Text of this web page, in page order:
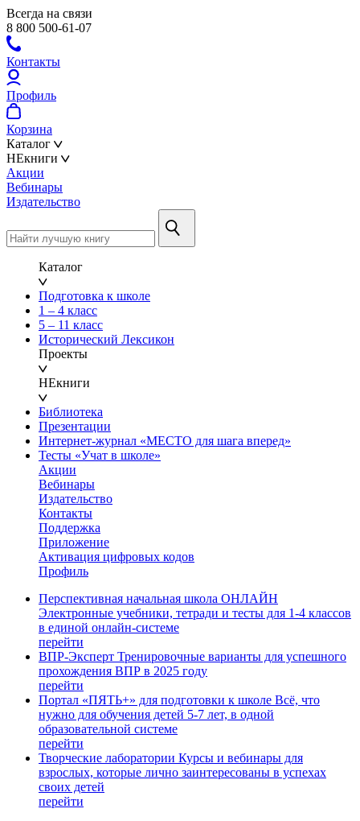
Всегда на связи
8 800 500-61-07
Контакты
Профиль
Корзина
Каталог
НЕкниги
Акции
Вебинары
Издательство
Каталог
Подготовка к школе
1 – 4 класс
5 – 11 класс
Исторический Лексикон
Проекты
НЕкниги
Библиотека
Презентации
Интернет-журнал «МЕСТО для шага вперед»
Тесты «Учат в школе»
Акции
Вебинары
Издательство
Контакты
Поддержка
Приложение
Активация цифровых кодов
Профиль
Перспективная начальная школа ОНЛАЙН
Электронные учебники, тетради и тесты для 1-4 классов
в единой онлайн-системе
перейти
ВПР-Эксперт Тренировочные варианты для успешного
прохождения ВПР в 2025 году
перейти
Портал «ПЯТЬ+» для подготовки к школе Всё, что
нужно для обучения детей 5-7 лет, в одной
образовательной системе
перейти
Творческие лаборатории Курсы и вебинары для
взрослых, которые лично заинтересованы в успехах
своих детей
перейти